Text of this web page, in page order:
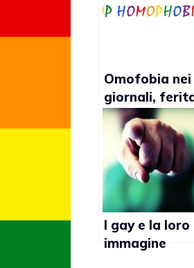
Omofobia nei
giornali,
tutta italiana
I gay e la loro
immagine